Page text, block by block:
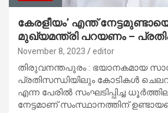
കേരളീയം’ എന്ത്
മുഖ്യമന്ത്രി പറയണം –
November 8, 2023 editor
തിരുവനന്തപുരം : ഭയാനകമായ
പ്രതിസന്ധിയിലും കോടികള്‍
എന്ന പേരില്‍ സംഘടിപ്പിച്ച
നേട്ടമാണ് സംസ്ഥാനത്തിന്